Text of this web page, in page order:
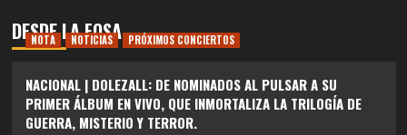
DESDE LA FOSA
NOTA NOTICIAS PRÓXIMOS CONCIERTOS
NACIONAL | DOLEZALL: DE NOMINADOS AL PULSAR A SU
PRIMER ÁLBUM EN VIVO, QUE INMORTALIZA LA TRILOGÍA DE
GUERRA, MISTERIO Y TERROR.